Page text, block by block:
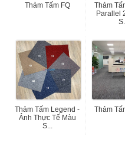
Thảm Tấm FQ
Thảm
Parallel
S...
Thảm Tấm Legend -
Ảnh Thực Tế Màu
S...
Thảm